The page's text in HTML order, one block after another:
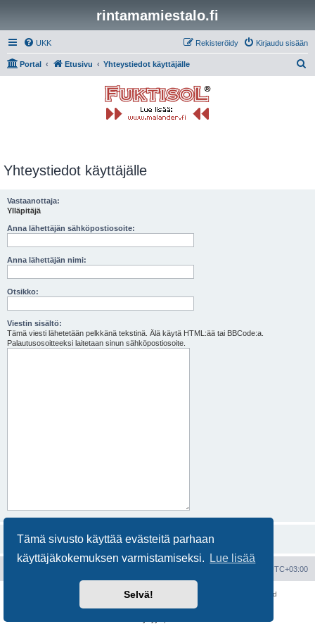
Tämä sivusto käyttää evästeitä parhaan
käyttäjäkokemuksen varmistamiseksi.
Lue lisää
Selvä!
rintamamiestalo.fi
UKK Kirjaudu sisään
Rekisteröidy
Portal Etusivu Yhteystiedot käyttäjälle
Yhteystiedot käyttäjälle
Vastaanottaja:
Ylläpitäjä
Anna lähettäjän sähköpostiosoite:
Anna lähettäjän nimi:
Otsikko:
Viestin sisältö:
Tämä viesti lähetetään pelkkänä tekstinä. Älä käytä HTML:ää tai BBCode:a.
Palautusosoitteeksi laitetaan sinun sähköpostiosoite.
UTC+03:00
Keskustelufoorumin ohjelmistophpBB
® Forum Software © phpBB Limited
Käännös: phpBB Suomi (lurttinen, harritapio, Pettis)